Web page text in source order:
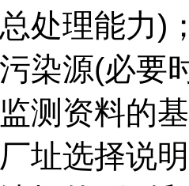
处理能力)
染源(必要
测资料的
址选择说